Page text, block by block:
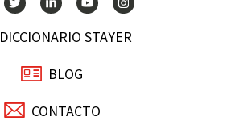
DICCIONARIO STAYER
BLOG
CONTACTO